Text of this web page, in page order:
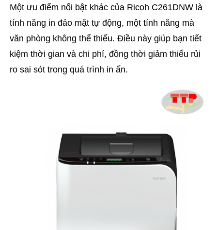
Một ưu điểm nổi bật khác của Ricoh C261DNW là
tính năng in đảo mặt tự động, một tính năng mà
văn phòng không thể thiếu. Điều này giúp bạn tiết
kiệm thời gian và chi phí, đồng thời giảm thiểu rủi
ro sai sót trong quá trình in ấn.